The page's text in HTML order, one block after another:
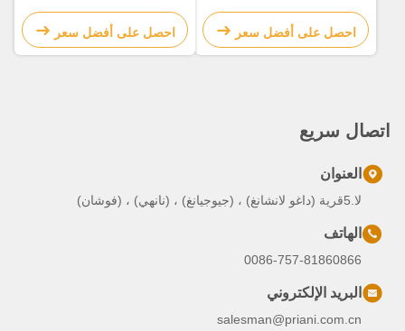
الشخصي
احصل على أفضل سعر
الزجاجي الدلو مع الغطاء
احصل على أفضل سعر
اتصال سريع
العنوان
لا.5قرية (داغو لانشانغ) ، (جيوجيانغ) ، (نانهي) ، (فوشان)
الهاتف
0086-757-81860866
البريد الإلكتروني
salesman@priani.com.cn